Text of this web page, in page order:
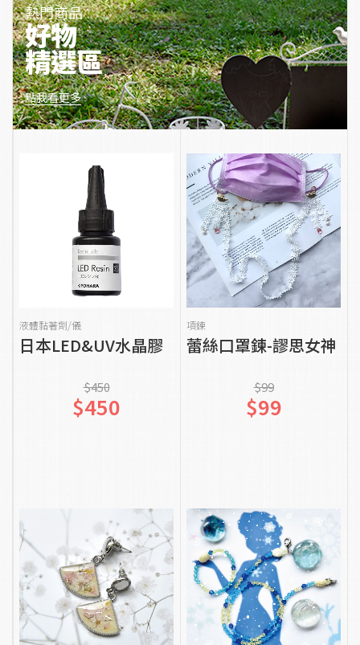
熱門商品
好物
精選區
點我看更多
貨到通知我
液體黏著劑/儀
日本LED&UV水晶膠
$450
$450
項鍊
蕾絲口罩鍊-謬思女神
$99
$99